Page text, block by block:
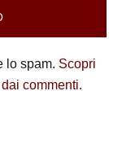
lo spam. Scopri
commenti.